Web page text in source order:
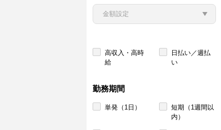
高収入・高時
給
日払い／週払
い
勤務期間
単発（1日）
短期（1週間以
内）